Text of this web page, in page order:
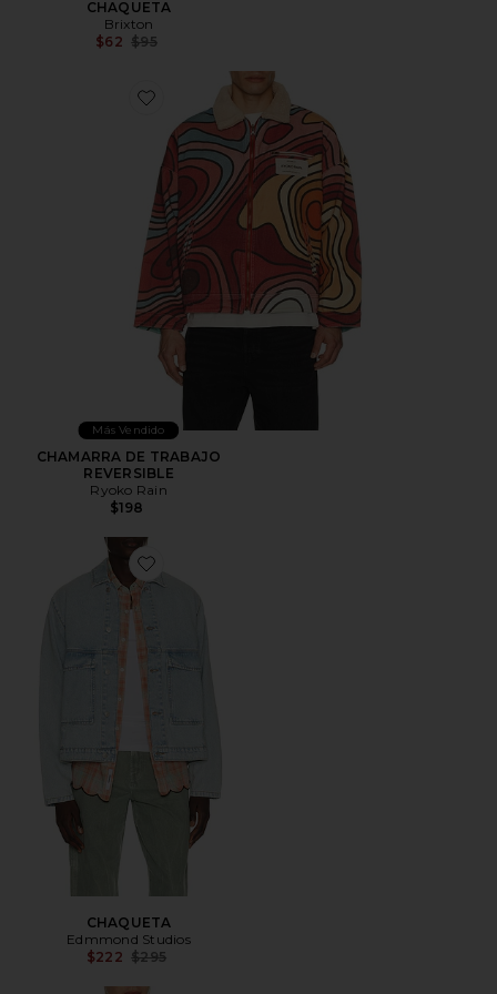
CHAQUETA
Brixton
$62 Previous price:
$95
Favorite CHAMARRA DE TRABAJO REVERSIBLE
Más Vendido
CHAMARRA DE TRABAJO
REVERSIBLE
Ryoko Rain
$198
Favorite CHAQUETA
CHAQUETA
Edmmond Studios
$222 Previous price:
$295